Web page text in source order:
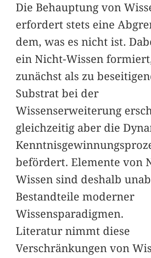
Die Behauptung von
erfordert stets eine
dem, was es nicht ist.
ein Nicht-Wissen
zunächst als zu
Substrat bei der
Wissenserweiterung
gleichzeitig aber die
befördert. Elemente von
Wissen sind deshalb
Bestandteile moderner
Wissensparadigmen.
Literatur nimmt diese
Verschränkungen von